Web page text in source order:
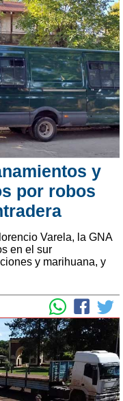
y
por robos
Varela, la GNA
en el sur
y marihuana, y